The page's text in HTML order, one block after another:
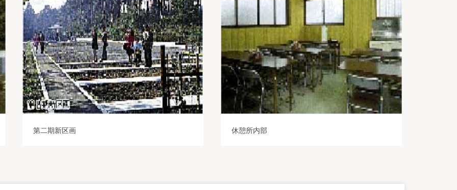
第二期新区画 休憩所内部